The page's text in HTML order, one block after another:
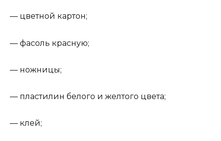
— цветной картон;
— фасоль красную;
— ножницы;
— пластилин белого и желтого цвета;
— клей;